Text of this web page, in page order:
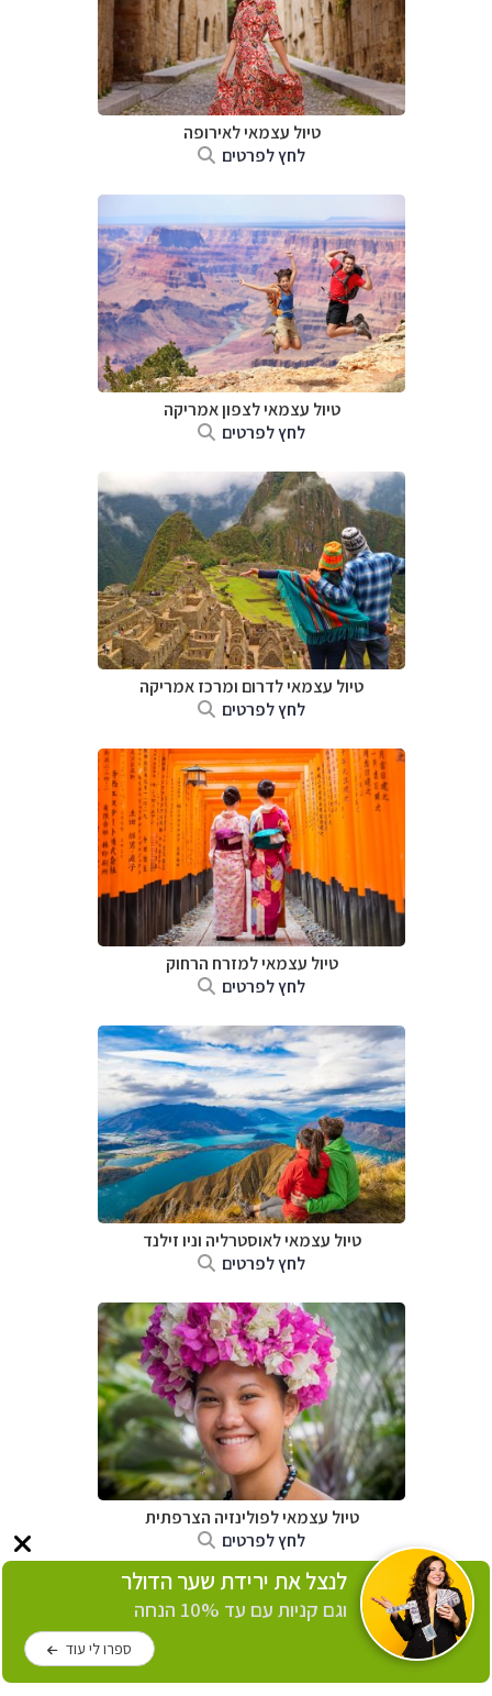
טיול עצמאי לאירופה
לחץ לפרטים
טיול עצמאי לצפון אמריקה
לחץ לפרטים
טיול עצמאי לדרום ומרכז אמריקה
לחץ לפרטים
טיול עצמאי למזרח הרחוק
לחץ לפרטים
טיול עצמאי לאוסטרליה וניו זילנד
לחץ לפרטים
טיול עצמאי לפולינזיה הצרפתית
לחץ לפרטים
לנצל את ירידת שער הדולר
וגם קניות עם עד 10% הנחה
ספרו לי עוד